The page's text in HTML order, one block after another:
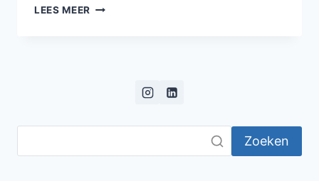
LEES MEER CHICKEN
Zoeken